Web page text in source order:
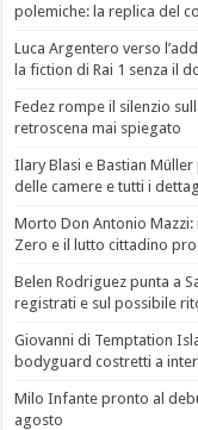
polemiche: la replica del
Luca Argentero verso
la fiction di Rai 1 senza il
Fedez rompe il silenzio
retroscena mai spiegato
Ilary Blasi e Bastian
delle camere e tutti i
Morto Don Antonio Mazzi:
Zero e il lutto cittadino
Belen Rodriguez punta a
registrati e sul possibile
Giovanni di Temptation
bodyguard costretti a
Milo Infante pronto al
agosto